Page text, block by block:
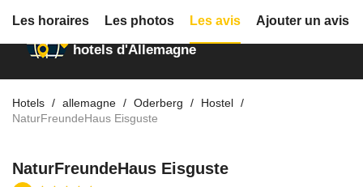
Annuaire des
hotels d'Allemagne
Hotels allemagne Oderberg
Hostel
NaturFreundeHaus Eisguste
NaturFreundeHaus Eisguste
Les horaires Les photos Les avis Ajouter un avis